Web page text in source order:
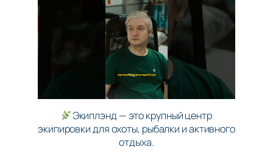
Экиплэнд — это крупный центр
экипировки для охоты, рыбалки и активного
отдыха.